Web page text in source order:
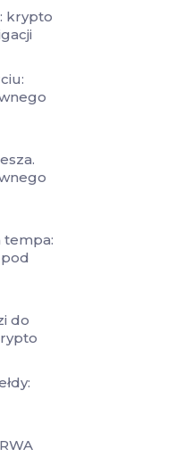
krypto
tempa:
do